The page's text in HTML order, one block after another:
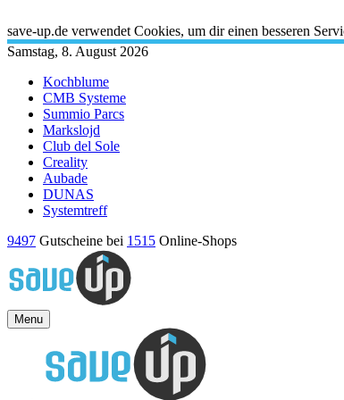
save-up.de verwendet Cookies, um dir einen besseren
Samstag, 8. August 2026
Kochblume
CMB Systeme
Summio Parcs
Markslojd
Club del Sole
Creality
Aubade
DUNAS
Systemtreff
9497 Gutscheine bei 1515 Online-Shops
Menu